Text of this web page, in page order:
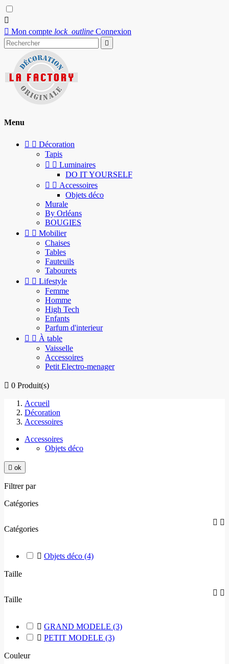

 Mon compte lock_outline Connexion

Menu
  Décoration
Tapis
  Luminaires
DO IT YOURSELF
  Accessoires
Objets déco
Murale
By Orléans
BOUGIES
  Mobilier
Chaises
Tables
Fauteuils
Tabourets
  Lifestyle
Femme
Homme
High Tech
Enfants
Parfum d'interieur
  À table
Vaisselle
Accessoires
Petit Electro-menager
 0 Produit(s)
Accueil
Décoration
Accessoires
Accessoires
Objets déco
 ok
Filtrer par
Catégories
Catégories
 
 Objets déco (4)
Taille
Taille
 
 GRAND MODELE (3)
 PETIT MODELE (3)
Couleur